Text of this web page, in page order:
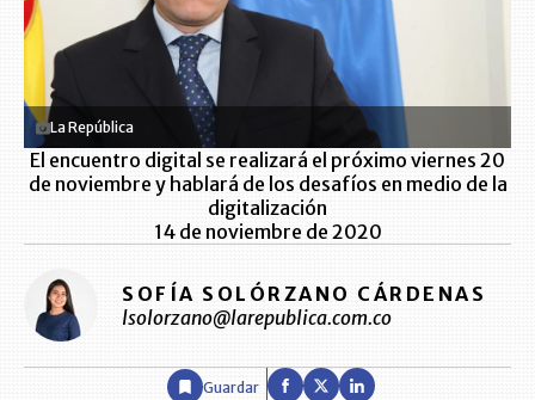
La República
El encuentro digital se realizará el próximo viernes 20
de noviembre y hablará de los desafíos en medio de la
digitalización
14 de noviembre de 2020
SOFÍA SOLÓRZANO CÁRDENAS
lsolorzano@larepublica.com.co
Guardar